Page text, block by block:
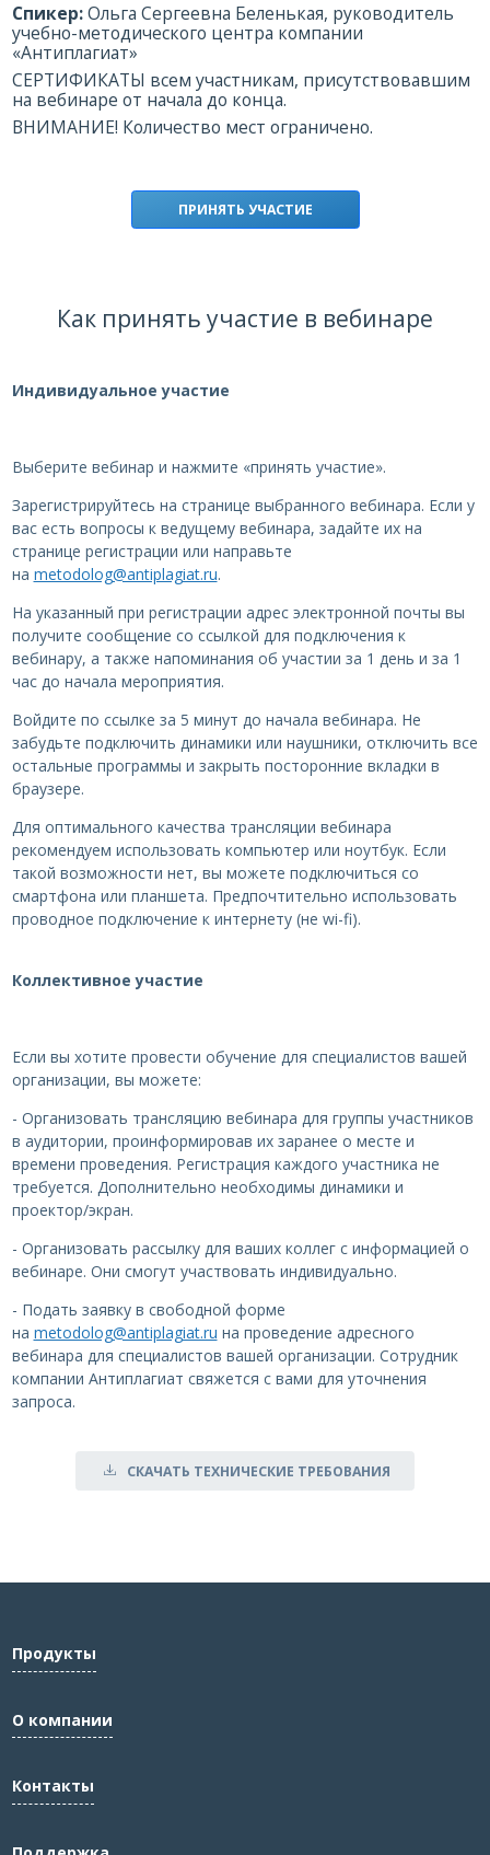
Спикер:Ольга Сергеевна Беленькая, руководитель
учебно-методического центра компании
«Антиплагиат»
СЕРТИФИКАТЫ всем участникам, присутствовавшим
на вебинаре от начала до конца.
ВНИМАНИЕ! Количество мест ограничено.
ПРИНЯТЬ УЧАСТИЕ
Как принять участие в вебинаре
Индивидуальное участие
Выберите вебинар и нажмите «принять участие».
Зарегистрируйтесь на странице выбранного вебинара. Если у
вас есть вопросы к ведущему вебинара, задайте их на
странице регистрации или направьте
на metodolog@antiplagiat.ru.
На указанный при регистрации адрес электронной почты вы
получите сообщение со ссылкой для подключения к
вебинару, а также напоминания об участии за 1 день и за 1
час до начала мероприятия.
Войдите по ссылке за 5 минут до начала вебинара. Не
забудьте подключить динамики или наушники, отключить все
остальные программы и закрыть посторонние вкладки в
браузере.
Для оптимального качества трансляции вебинара
рекомендуем использовать компьютер или ноутбук. Если
такой возможности нет, вы можете подключиться со
смартфона или планшета. Предпочтительно использовать
проводное подключение к интернету (не wi-fi).
Коллективное участие
Если вы хотите провести обучение для специалистов вашей
организации, вы можете:
- Организовать трансляцию вебинара для группы участников
в аудитории, проинформировав их заранее о месте и
времени проведения. Регистрация каждого участника не
требуется. Дополнительно необходимы динамики и
проектор/экран.
- Организовать рассылку для ваших коллег с информацией о
вебинаре. Они смогут участвовать индивидуально.
- Подать заявку в свободной форме
на metodolog@antiplagiat.ru на проведение адресного
вебинара для специалистов вашей организации. Сотрудник
компании Антиплагиат свяжется с вами для уточнения
запроса.
СКАЧАТЬ ТЕХНИЧЕСКИЕ ТРЕБОВАНИЯ
Продукты
О компании
Контакты